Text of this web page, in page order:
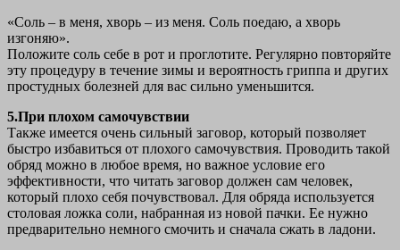
«Соль – в меня, хворь – из меня. Соль поедаю, а хворь
изгоняю».
Положите соль себе в рот и проглотите. Регулярно повторяйте
эту процедуру в течение зимы и вероятность гриппа и других
простудных болезней для вас сильно уменьшится.
5.При плохом самочувствии
Также имеется очень сильный заговор, который позволяет
быстро избавиться от плохого самочувствия. Проводить такой
обряд можно в любое время, но важное условие его
эффективности, что читать заговор должен сам человек,
который плохо себя почувствовал. Для обряда используется
столовая ложка соли, набранная из новой пачки. Ее нужно
предварительно немного смочить и сначала сжать в ладони.